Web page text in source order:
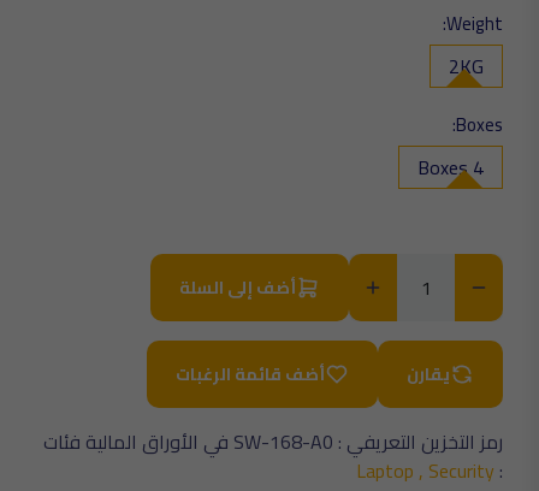
Weight:
2KG
Boxes:
4 Boxes
أضف إلى السلة
يقارن أضف قائمة الرغبات
رمز التخزين التعريفي : SW-168-A0 في الأوراق المالية فئات
:
Laptop , Security